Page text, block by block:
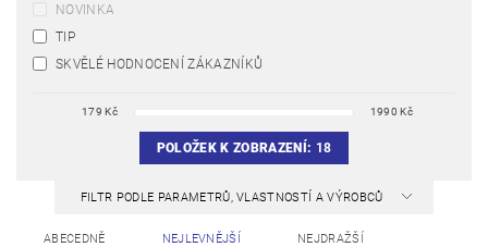
NOVINKA
TIP
SKVĚLÉ HODNOCENÍ ZÁKAZNÍKŮ
179 Kč 1990 Kč
POLOŽEK K ZOBRAZENÍ: 18
FILTR PODLE PARAMETRŮ, VLASTNOSTÍ A VÝROBCŮ
ABECEDNĚ NEJLEVNĚJŠÍ NEJDRAŽŠÍ